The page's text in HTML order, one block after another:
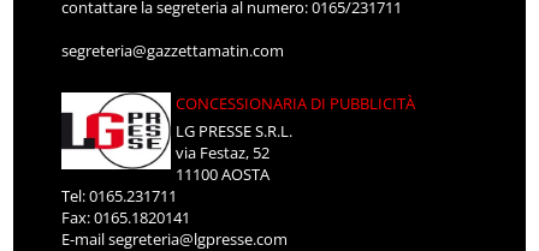
contattare la segreteria al numero: 0165/231711
segreteria@gazzettamatin.com
CONCESSIONARIA DI PUBBLICITÀ
LG PRESSE S.R.L.
via Festaz, 52
11100 AOSTA
Tel: 0165.231711
Fax: 0165.1820141
E-mailsegreteria@lgpresse.com